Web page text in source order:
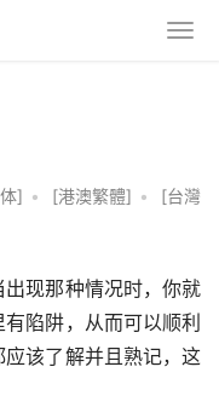
] • [港澳繁體] •
[台灣
现那种情况时，你就
陷阱，从而可以顺利
该了解并且熟记，这